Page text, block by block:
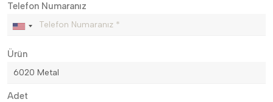
Telefon Numaranız
Ürün
Adet